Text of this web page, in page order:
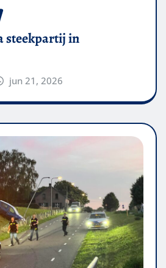
steekpartij in
jun 21, 2026